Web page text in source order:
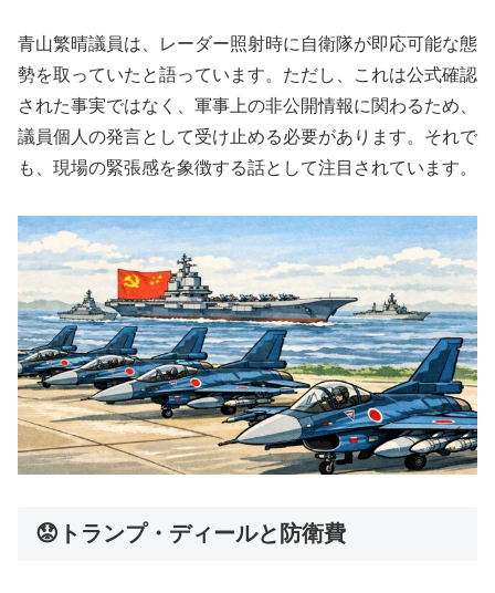
青山繁晴議員は、レーダー照射時に自衛隊が即応可能な態
勢を取っていたと語っています。ただし、これは公式確認
された事実ではなく、軍事上の非公開情報に関わるため、
議員個人の発言として受け止める必要があります。それで
も、現場の緊張感を象徴する話として注目されています。
😟トランプ・ディールと防衛費